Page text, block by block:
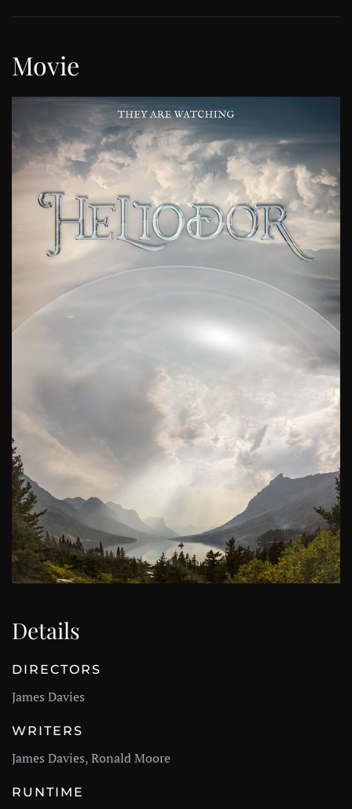
Movie
Details
DIRECTORS
James Davies
WRITERS
James Davies, Ronald Moore
RUNTIME